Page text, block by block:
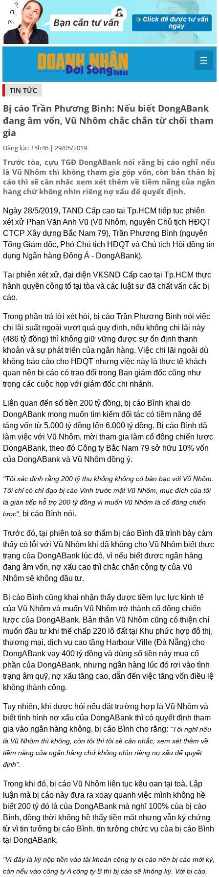
☰
TIN TỨC
Bị cáo Trần Phương Bình: Nếu biết DongABank
đang âm vốn, Vũ Nhôm chắc chắn từ chối tham
gia
Đăng lúc: 15h46 | 29/05/2019
Trước tòa, cựu TGĐ DongABank nói rằng bị cáo nghĩ nếu
là Vũ Nhôm thì không tham gia góp vốn, còn bản thân bị
cáo thì sẽ cân nhắc xem xét thêm về tiềm năng của ngân
hàng chứ không nhìn riêng nợ xấu để quyết định.
Ngày 28/5/2019, TAND Cấp cao tại Tp.HCM tiếp tục phiên
xét xử Phan Văn Anh Vũ (Vũ Nhôm, nguyên Chủ tịch HĐQT
CTCP Xây dựng Bắc Nam 79), Trần Phương Bình (nguyên
Tổng Giám đốc, Phó Chủ tịch HĐQT và Chủ tịch Hội đồng tín
dụng Ngân hàng Đông Á - DongABank).
Tại phiên xét xử, đại diện VKSND Cấp cao tại Tp.HCM thực
hành quyền công tố tại tòa và các luật sư đã chất vấn các bị
cáo.
Trong phần trả lời xét hỏi, bị cáo Trần Phương Bình nói việc
chi lãi suất ngoài vượt quá quy định, nếu không chi lãi này
(486 tỷ đồng) thì không giữ vững được sự ổn định thanh
khoản và sự phát triển của ngân hàng. Việc chi lãi ngoài dù
không báo cáo cho HĐQT nhưng việc này là thực tế khách
quan nên bị cáo có trao đổi trong Ban giám đốc cũng như
trong các cuộc họp với giám đốc chi nhánh.
Liên quan đến số tiền 200 tỷ đồng, bị cáo Bình khai do
DongABank mong muốn tìm kiếm đối tác có tiềm năng để
tăng vốn từ 5.000 tỷ đồng lên 6.000 tỷ đồng. Bị cáo Bình đã
làm việc với Vũ Nhôm, mời tham gia làm cổ đông chiến lược
DongABank, theo đó Công ty Bắc Nam 79 sở hữu 10% vốn
của DongABank và Vũ Nhôm đồng ý.
"Tôi xác định rằng 200 tỷ thu khống không có bàn bạc với Vũ Nhôm.
Tôi chỉ có chỉ đạo bị cáo Vinh trước mặt Vũ Nhôm, mục đích của tôi
là gián tiếp hỗ trợ 200 tỷ đồng vì muốn Vũ Nhôm là cổ đông chiến
lược", bị cáo Bình nói.
Trước đó, tại phiên toà sơ thẩm bị cáo Bình đã trình bày cảm
thấy có lỗi với Vũ Nhôm khi đã không cho Vũ Nhôm biết thực
trạng của DongABank lúc đó, vì nếu biết được ngân hàng
đang âm vốn, nợ xấu cao thì chắc chắn công ty của Vũ
Nhôm sẽ không đầu tư.
Bị cáo Bình cũng khai nhận thấy được tiềm lực lực kinh tế
của Vũ Nhôm và muốn Vũ Nhôm trở thành cổ đông chiến
lược của DongABank. Bản thân Vũ Nhôm cũng có thiện chí
muốn đầu tư khi thế chấp 220 lô đất tại Khu phức hợp đô thị,
thương mại, dịch vụ cao tầng Harbour Ville (Đà Nẵng) cho
DongABank vay 400 tỷ đồng và dùng số tiền này mua cổ
phần của DongABank, nhưng ngân hàng lúc đó rơi vào tình
trạng âm quỹ, nợ xấu tăng cao, dẫn đến việc tăng vốn điều lệ
không thành công.
Tuy nhiên, khi được hỏi nếu đặt trường hợp là Vũ Nhôm và
biết tình hình nợ xấu của DongABank thì có quyết định tham
gia vào ngân hàng không, bị cáo Bình cho rằng: "Tôi nghĩ nếu
là Vũ Nhôm thì không, còn tôi thì tôi sẽ cân nhắc, xem xét thêm về
tiềm năng của ngân hàng chứ không nhìn riêng nợ xấu để quyết
định".
Trong khi đó, bị cáo Vũ Nhôm liên tục kêu oan tại toà. Lập
luận mà bị cáo này đưa ra xoay quanh việc mình không hề
biết 200 tỷ đó là của DongABank mà nghĩ 100% của bị cáo
Bình, đồng thời không hề thấy tiền mặt nhưng vẫn ký chứng
từ vì tin tưởng bị cáo Bình, tin tưởng chức vụ của bị cáo Bình
tại DongABank.
"Vì đây là ký nộp tiền vào tài khoản công ty bị cáo nên bị cáo mới ký,
còn nếu vào công ty A công ty B thì bị cáo sẽ không ký. Với bị cáo,